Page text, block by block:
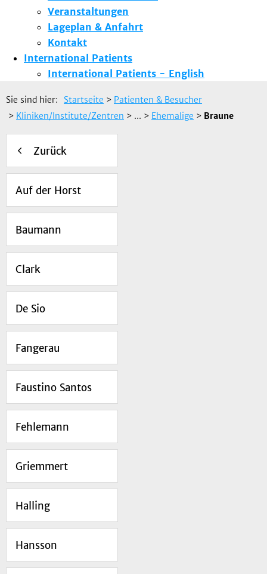
Veranstaltungen
Lageplan & Anfahrt
Kontakt
International Patients
International Patients - English
Sie sind hier: Startseite > Patienten & Besucher
> Kliniken/Institute/Zentren > ... > Ehemalige > Braune
Zurück
Auf der Horst
Baumann
Clark
De Sio
Fangerau
Faustino Santos
Fehlemann
Griemmert
Halling
Hansson